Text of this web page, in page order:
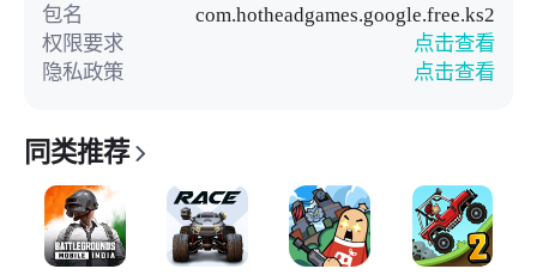
包名
com.hotheadgames.google.free.ks2
权限要求
点击查看
隐私政策
点击查看
同类推荐